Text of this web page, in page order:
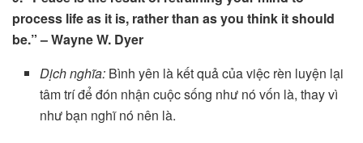
process life as it is, rather than as you think it should
be.” – Wayne W. Dyer
Dịch nghĩa: Bình yên là kết quả của việc rèn luyện lại
tâm trí để đón nhận cuộc sống như nó vốn là, thay vì
như bạn nghĩ nó nên là.